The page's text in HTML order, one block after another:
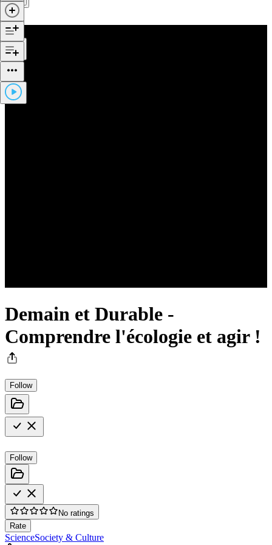
Demain et Durable -
Comprendre l'écologie et agir !
Follow
Follow
No ratings
Rate
ScienceSociety & Culture